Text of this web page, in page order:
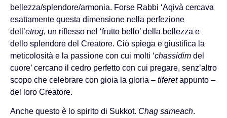
bellezza/splendore/armonia. Forse Rabbi ‘Aqivà cercava
esattamente questa dimensione nella perfezione
dell’etrog, un riflesso nel ‘frutto bello’ della bellezza e
dello splendore del Creatore. Ciò spiega e giustifica la
meticolosità e la passione con cui molti ‘chassidim del
cuore’ cercano il cedro perfetto con cui pregare, senz’altro
scopo che celebrare con gioia la gloria – tiferetappunto –
del loro Creatore.
Anche questo è lo spirito di Sukkot. Chag sameach.